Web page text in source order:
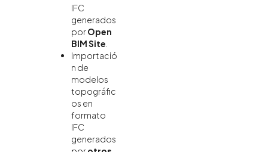
IFC
generados
porOpen
BIM Site
Importació
n de
modelos
topográfic
os en
formato
IFC
generados